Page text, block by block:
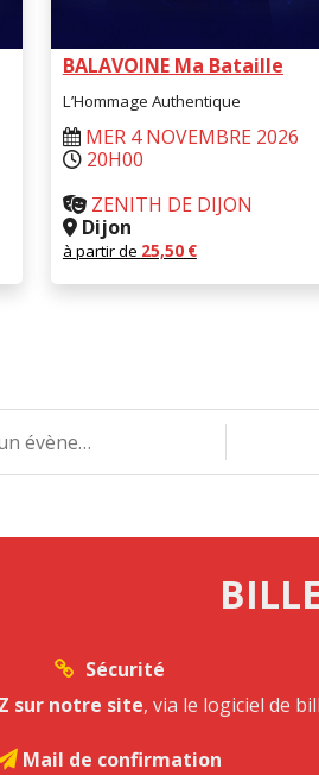
RÉSERVER
BALAVOINE Ma Bataille
L’Hommage Authentique
MER 4 NOVEMBRE 2026
20H00
ZENITH DE DIJON
Dijon
à partir de 25,50 €
Sécurité
sur notre site, via le logiciel de
Mail de confirmation